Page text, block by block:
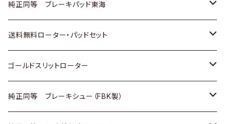
スバル
日野
三菱ふそう
ＢＭＷ
三菱
日野
三菱ふそう
日野
三菱ふそう
その他
マツダ
三菱
スバル
いすゞ
ダイハツ
マツダ
三菱
ダイハツ
マツダ
三菱
スズキ
日産
ダイハツ
マツダ
ホンダ
スズキ
日産
いすゞ
トヨタ
ホンダ
スズキ
日産
純正同等 ブレーキパッド東海
トヨタ
ホンダ
日産
送料無料ローター・パッドセット
トヨタ
ホンダ
ゴールドスリットローター
トヨタ
純正同等 ブレーキシュー（FBK製）